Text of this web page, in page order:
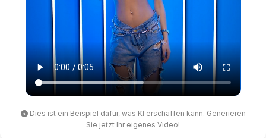
Dies ist ein Beispiel dafür, was KI erschaffen kann. Generieren
Sie jetzt Ihr eigenes Video!